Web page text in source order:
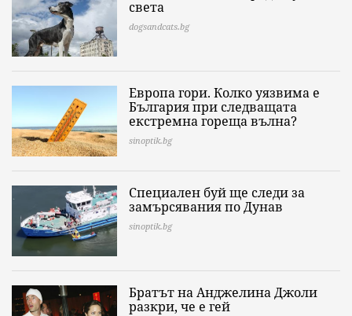
света
dogsandcats.bg
Европа гори. Колко уязвима е
България при следващата
екстремна гореща вълна?
sinoptik.bg
Специален буй ще следи за
замърсявания по Дунав
sinoptik.bg
Братът на Анджелина Джоли
разкри, че е гей